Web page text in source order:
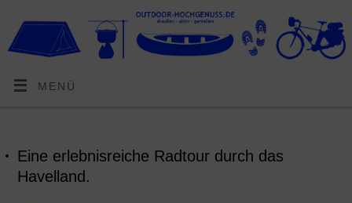
MENÜ
Eine erlebnisreiche Radtour durch das
Havelland.